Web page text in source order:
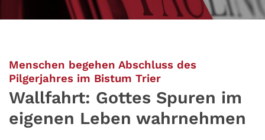
Menschen begehen Abschluss des
Pilgerjahres im Bistum Trier
Wallfahrt: Gottes Spuren im
eigenen Leben wahrnehmen